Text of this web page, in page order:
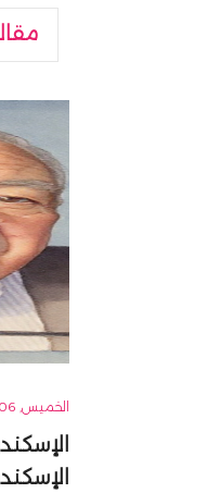
الخميس, 06 أغسطس 2026 - 11:03 م